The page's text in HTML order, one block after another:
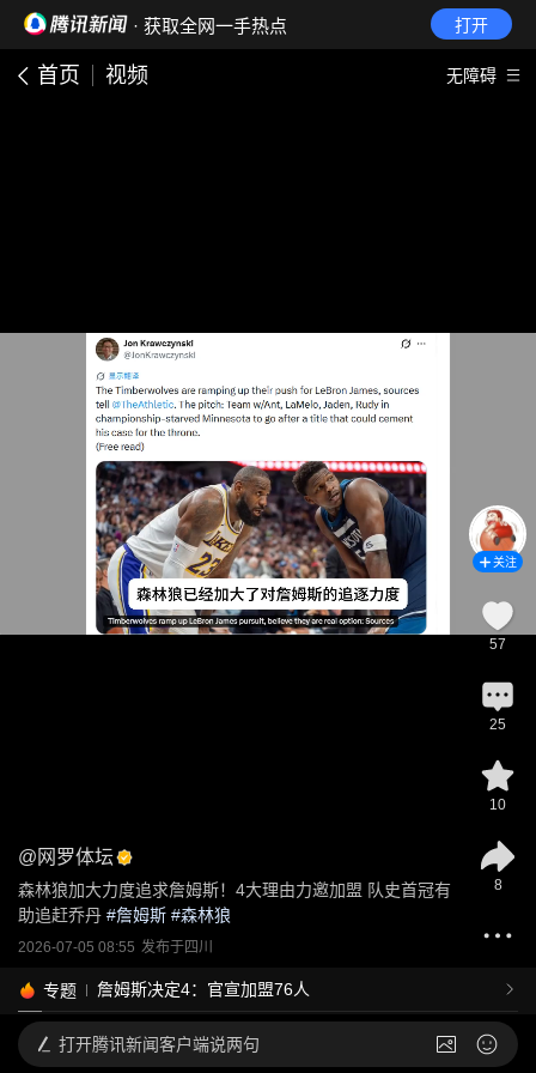
· 获取全网一手热点 打开
首页 视频 无障碍
@ 网罗体坛
森林狼加大力度追求詹姆斯！4大理由力邀加盟 队史首冠有
助追赶乔丹 #詹姆斯 #森林狼
2026-07-05 08:55 发布于四川
专题 詹姆斯决定4：官宣加盟76人
关注
57
25
10
8
打开腾讯新闻客户端说两句